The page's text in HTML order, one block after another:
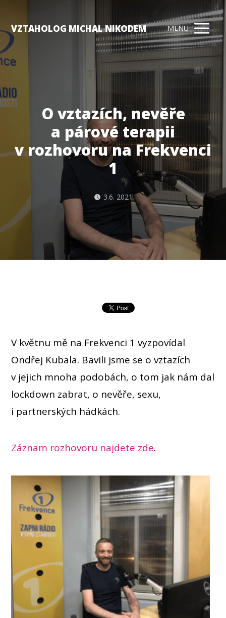
VZTAHOLOG MICHAL NIKODEM MENU
O vztazích, nevěře
a párové terapii
v rozhovoru na Frekvenci
1
3.6. 2021
V květnu mě na Frekvenci 1 vyzpovídal
Ondřej Kubala. Bavili jsme se o vztazích
v jejich mnoha podobách, o tom jak nám dal
lockdown zabrat, o nevěře, sexu,
i partnerských hádkách.
Záznam rozhovoru najdete zde.